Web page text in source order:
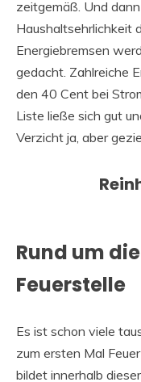
zeitgemäß. Und
Haushaltsehrlichkeit
Energiebremsen
gedacht. Zahlreiche
den 40 Cent bei
Liste ließe sich gut
Verzicht ja, aber
Rund um
Feuerstelle
Es ist schon viele
zum ersten Mal
bildet innerhalb